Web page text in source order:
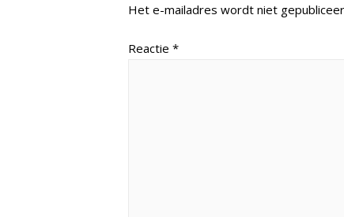
Het e-mailadres wordt niet
Reactie *